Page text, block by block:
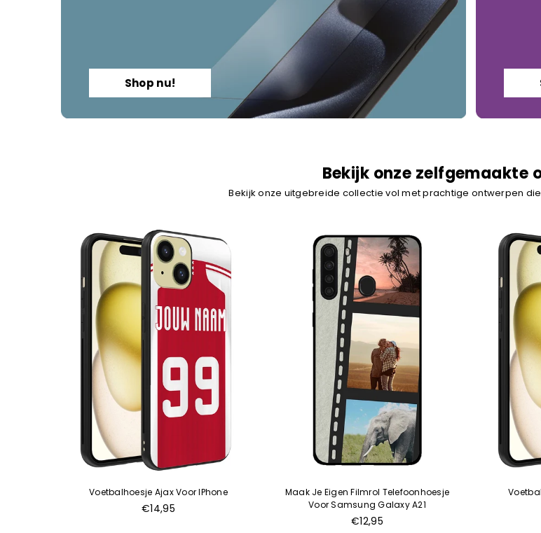
Shop nu!
Bekijk onze zelfgemaakte
Bekijk onze uitgebreide collectie vol met prachtige ontwerpen
Voetbalhoesje Ajax Voor IPhone
€14,95
Maak Je Eigen Filmrol Telefoonhoesje
Voor Samsung Galaxy A21
Normale
€12,95